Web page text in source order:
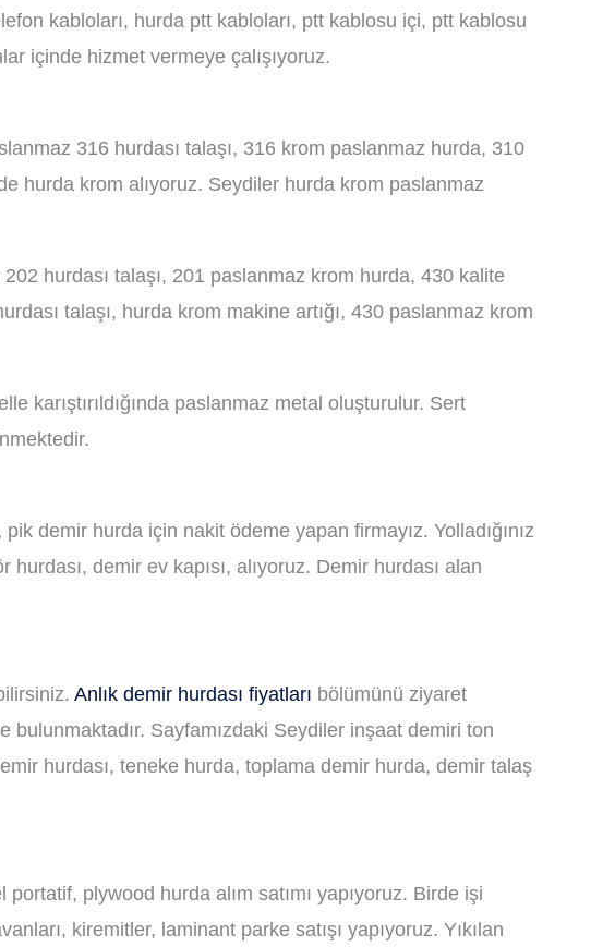
kabloları, hurda ptt kabloları, ptt kablosu içi, ptt kablosu
içinde hizmet vermeye çalışıyoruz.
316 hurdası talaşı, 316 krom paslanmaz hurda, 310
hurda krom alıyoruz. Seydiler hurda krom paslanmaz
hurdası talaşı, 201 paslanmaz krom hurda, 430 kalite
talaşı, hurda krom makine artığı, 430 paslanmaz krom
karıştırıldığında paslanmaz metal oluşturulur. Sert
demir hurda için nakit ödeme yapan firmayız. Yolladığınız
demir ev kapısı, alıyoruz. Demir hurdası alan
Anlık demir hurdası fiyatları bölümünü ziyaret
Sayfamızdaki Seydiler inşaat demiri ton
hurdası, teneke hurda, toplama demir hurda, demir talaş
plywood hurda alım satımı yapıyoruz. Birde işi
kiremitler, laminant parke satışı yapıyoruz. Yıkılan